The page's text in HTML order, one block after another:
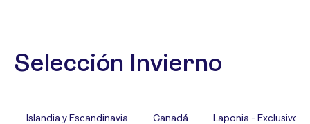
Selección Invierno
Islandia y Escandinavia Canadá Laponia - Exclusivo